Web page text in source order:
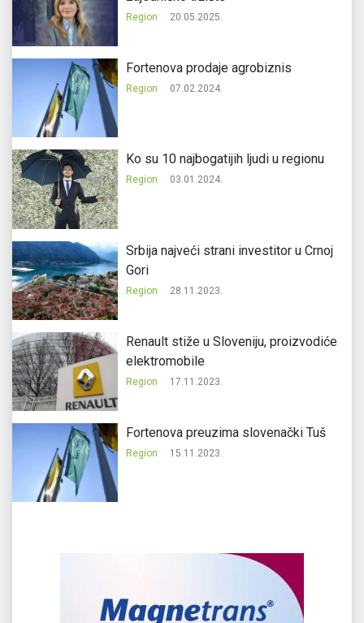
Region 20.05.2025.
Fortenova prodaje agrobiznis
Region 07.02.2024.
Ko su 10 najbogatijih ljudi u regionu
Region 03.01.2024.
Srbija najveći strani investitor u Crnoj
Gori
Region 28.11.2023.
Renault stiže u Sloveniju, proizvodiće
elektromobile
Region 17.11.2023.
Fortenova preuzima slovenački Tuš
Region 15.11.2023.